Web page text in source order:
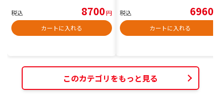
税込 8700円
カートに入れる
税込 6960
カートに入れる
このカテゴリをもっと見る